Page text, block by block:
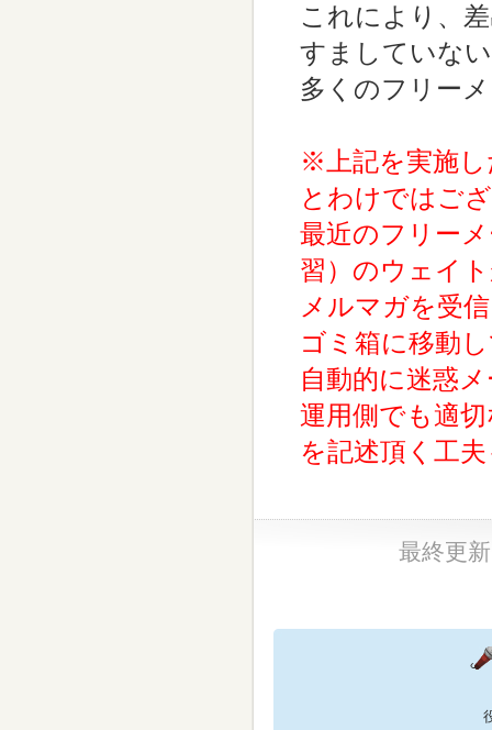
これにより、
すましていな
多くのフリー
※上記を実施し
とわけではご
最近のフリー
習）のウェイ
メルマガを受
ゴミ箱に移動
自動的に迷惑
運用側でも適
を記述頂く工
最終更